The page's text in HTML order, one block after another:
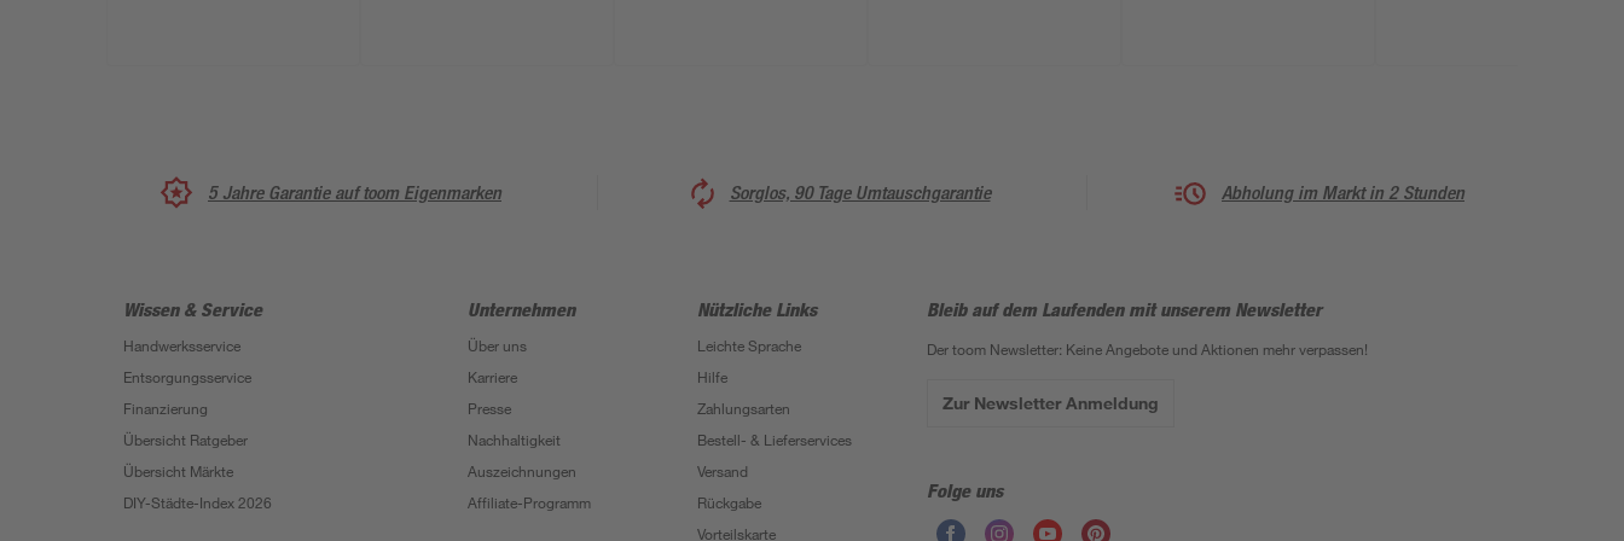
5 Jahre Garantie auf toom Eigenmarken Sorglos, 90 Tage Umtauschgarantie Abholung im Markt in 2 Stunden
Wissen & Service
Handwerksservice
Entsorgungsservice
Finanzierung
Übersicht Ratgeber
Übersicht Märkte
DIY-Städte-Index 2026
Unternehmen
Über uns
Karriere
Presse
Nachhaltigkeit
Auszeichnungen
Affiliate-Programm
Nützliche Links
Leichte Sprache
Hilfe
Zahlungsarten
Bestell- & Lieferservices
Versand
Rückgabe
Vorteilskarte
Bleib auf dem Laufenden mit unserem Newsletter
Der toom Newsletter: Keine Angebote und Aktionen mehr verpassen!
Zur Newsletter Anmeldung
Folge uns